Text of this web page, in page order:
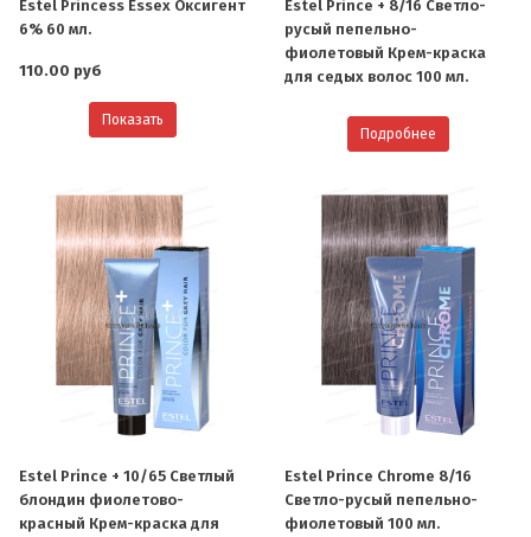
Estel Princess Essex Оксигент
6% 60 мл.
110.00 руб
Показать
Estel Prince + 8/16 Светло-
русый пепельно-
фиолетовый Крем-краска
для седых волос 100 мл.
Подробнее
Estel Prince + 10/65 Светлый
блондин фиолетово-
красный Крем-краска для
Estel Prince Chrome 8/16
Светло-русый пепельно-
фиолетовый 100 мл.